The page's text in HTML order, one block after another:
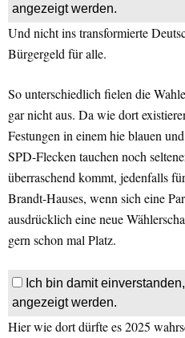
angezeigt werden.
Und nicht ins transformierte
Bürgergeld für alle.
So unterschiedlich fielen die
gar nicht aus. Da wie dort
Festungen in einem hie blauen
SPD-Flecken tauchen noch
überraschend kommt, jedenfalls
Brandt-Hauses, wenn sich eine
ausdrücklich eine neue
gern schon mal Platz.
Ich bin damit
angezeigt werden.
Hier wie dort dürfte es 2025